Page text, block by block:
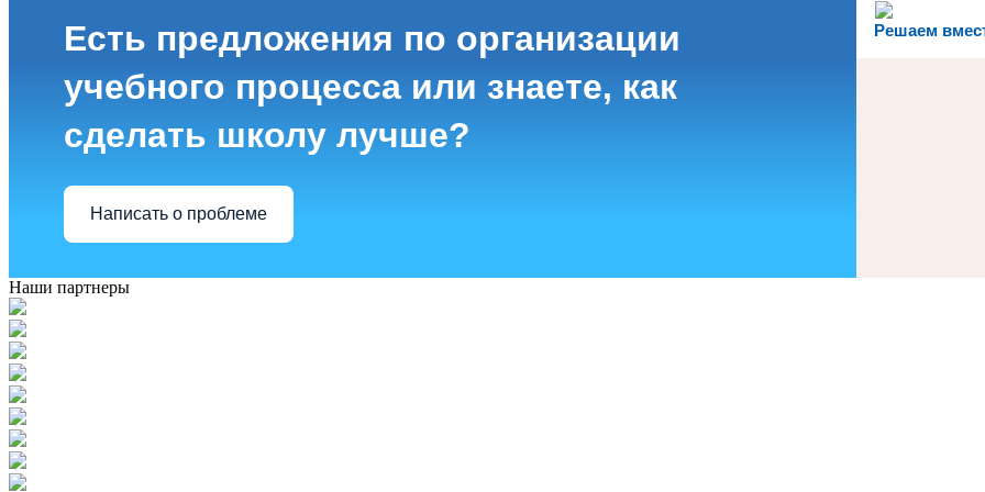
Решаем
Есть предложения по организации
учебного процесса или знаете, как
сделать школу лучше?
Написать о проблеме
Наши партнеры